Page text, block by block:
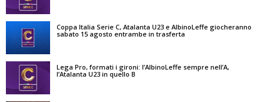
Coppa Italia Serie C, Atalanta U23 e AlbinoLeffe giocheranno
sabato 15 agosto entrambe in trasferta
Lega Pro, formati i gironi: l’AlbinoLeffe sempre nell’A,
l’Atalanta U23 in quello B